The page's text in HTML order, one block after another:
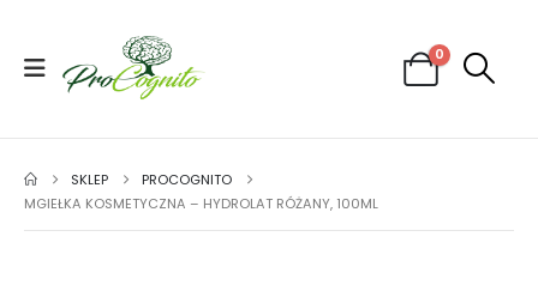
0
SKLEP
PROCOGNITO
MGIEŁKA KOSMETYCZNA – HYDROLAT RÓŻANY, 100ML